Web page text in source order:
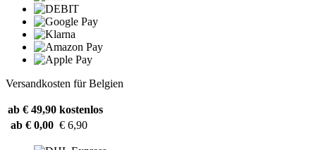
Versandkosten für Belgien
ab € 49,90 kostenlos
ab € 0,00 € 6,90